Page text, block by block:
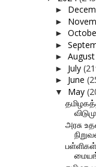
►
►
►
►
► August
► July
► June
▼ May
அரசு